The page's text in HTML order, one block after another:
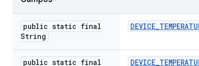
public static final
String
DEVICE_
public static final
DEVICE_